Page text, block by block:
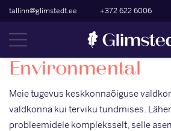
tallinn@glimstedt.ee +372 622 6006
Environmental
Meie tugevus keskkonnaõiguse
valdkonna kui terviku tundmises.
probleemidele kompleksselt, selle